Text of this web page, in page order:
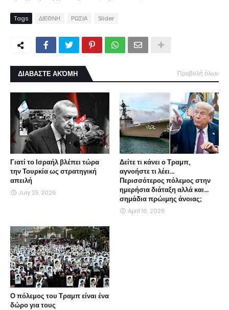
Tags ΔΙΕΘΝΗ ΡΩΣΙΑ Slider
ΔΙΑΒΑΣΤΕ ΑΚΌΜΗ Προβολή όλων
Γιατί το Ισραήλ βλέπει τώρα
την Τουρκία ως στρατηγική
απειλή
July 25, 2026
Δείτε τι κάνει ο Τραμπ,
αγνοήστε τι λέει...
Περισσότερος πόλεμος στην
ημερήσια διάταξη αλλά και...
σημάδια πρώιμης άνοιας;
April 16, 2026
Ο πόλεμος του Τραμπ είναι ένα
δώρο για τους